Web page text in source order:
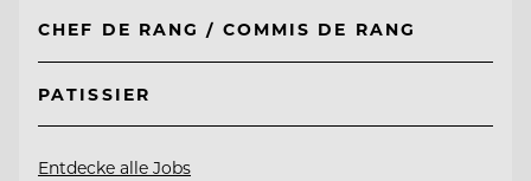
CHEF DE RANG / COMMIS DE RANG
PATISSIER
Entdecke alle Jobs